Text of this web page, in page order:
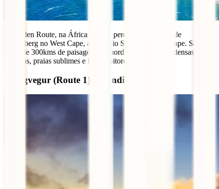
A Garden Route, na África do Sul, percorre a costa desde
Heidelberg no West Cape, até ao Rio Storms no East Cape. São
cerca de 300kms de paisagens extraordinárias feitas de densas
florestas, praias sublimes e lagoas pitorescas.
Hringvegur (Route 1) | Islândia